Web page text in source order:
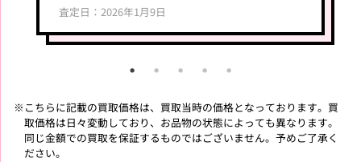
買取価格
9,000円 5,000円
Stray Kids
査定日：2026年1月9日
※ こちらに記載の買取価格は、買取当時の価格となっております。 買
取価格は日々変動しており、お品物の状態によっても異なります。
同じ金額での買取を保証するものではございません。予めご了承く
ださい。